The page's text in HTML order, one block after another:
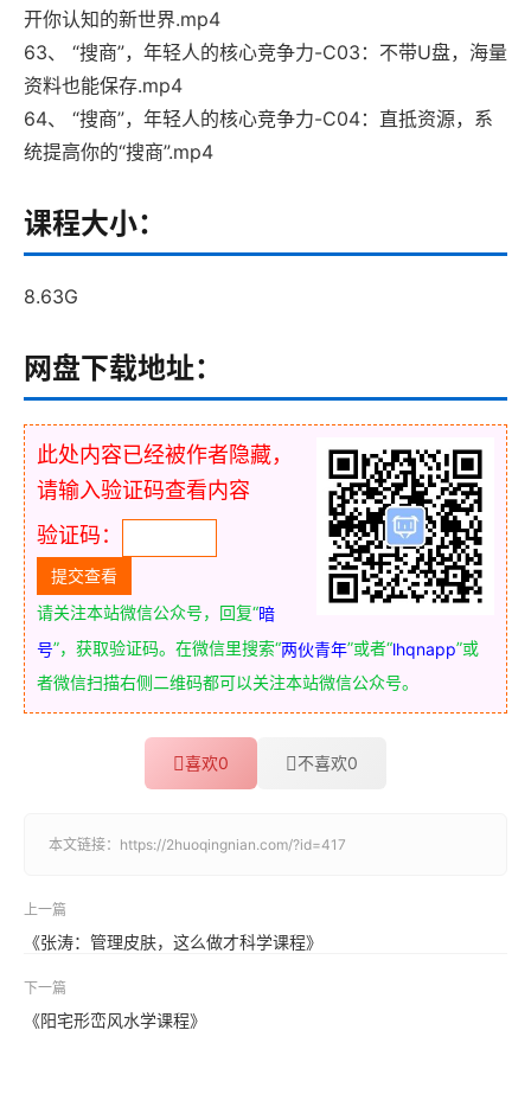
开你认知的新世界.mp4
63、 “搜商”，年轻人的核心竞争力-C03：不带U盘，海量
资料也能保存.mp4
64、 “搜商”，年轻人的核心竞争力-C04：直抵资源，系
统提高你的“搜商”.mp4
课程大小：
8.63G
网盘下载地址：
此处内容已经被作者隐藏，
请输入验证码查看内容
验证码：
请关注本站微信公众号，回复“暗
号”，获取验证码。在微信里搜索“两伙青年”或者“lhqnapp”或
者微信扫描右侧二维码都可以关注本站微信公众号。
喜欢0 不喜欢0
本文链接： https://2huoqingnian.com/?id=417
上一篇
《张涛：管理皮肤，这么做才科学课程》
下一篇
《阳宅形峦风水学课程》